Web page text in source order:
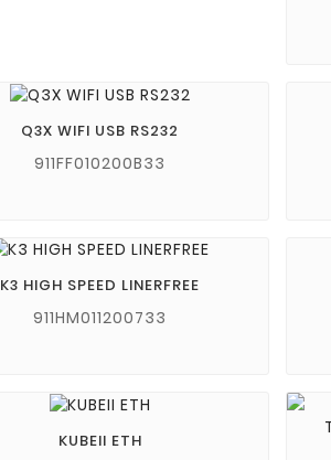
Q3X WIFI USB RS232
911FF010200B33
K3 HIGH SPEED LINERFREE
911HM011200733
KUBEII ETH